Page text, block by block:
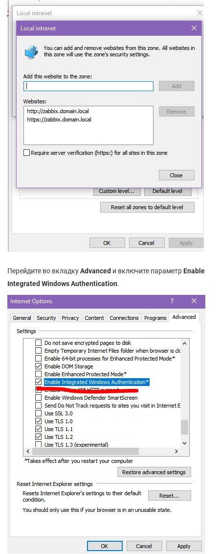
Перейдите во вкладкуAdvanced и включите параметр Enable
Integrated Windows Authentication.